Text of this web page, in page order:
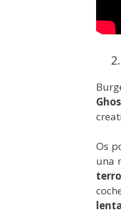
2.
Os
una